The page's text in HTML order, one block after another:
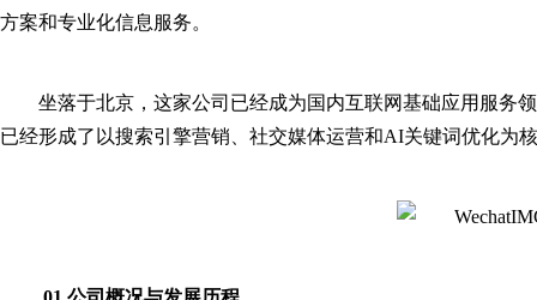
方案和专业化信息服务。
坐落于北京，这家公司已经成为国内互联网基础应用服务
已经形成了以搜索引擎营销、社交媒体运营和AI关键词优化为